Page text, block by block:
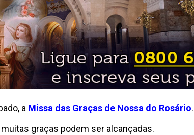
a Missa das Graças de Nossa do Rosário.
graças podem ser alcançadas.